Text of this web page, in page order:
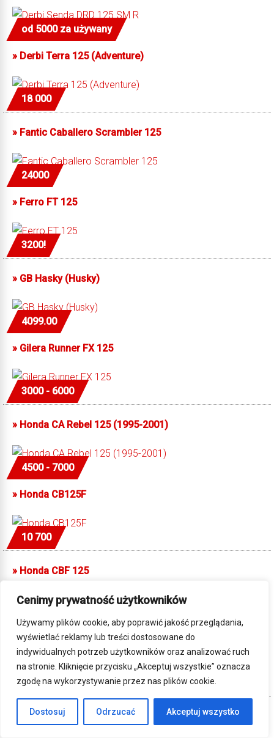
Cenimy prywatność użytkowników
Używamy plików cookie, aby poprawić jakość przeglądania,
wyświetlać reklamy lub treści dostosowane do
indywidualnych potrzeb użytkowników oraz analizować ruch
na stronie. Kliknięcie przycisku „Akceptuj wszystkie” oznacza
zgodę na wykorzystywanie przez nas plików cookie.
Dostosuj Odrzucać Akceptuj wszystko
od 5000 za używany
» Derbi Terra 125 (Adventure)
18 000
» Fantic Caballero Scrambler 125
24000
» Ferro FT 125
3200!
» GB Hasky (Husky)
4099.00
» Gilera Runner FX 125
3000 - 6000
» Honda CA Rebel 125 (1995-2001)
4500 - 7000
» Honda CB125F
10 700
» Honda CBF 125
»Honda CBR 125
14 200
Honda DAX ST125